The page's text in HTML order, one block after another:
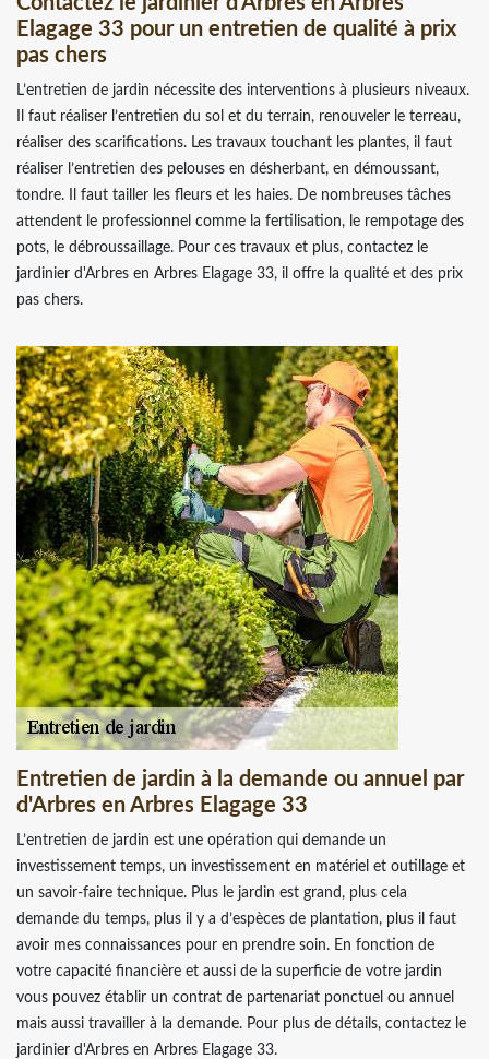
Elagage 33 pour un entretien de qualité à prix
pas chers
L’entretien de jardin nécessite des interventions à plusieurs niveaux.
Il faut réaliser l’entretien du sol et du terrain, renouveler le terreau,
réaliser des scarifications. Les travaux touchant les plantes, il faut
réaliser l’entretien des pelouses en désherbant, en démoussant,
tondre. Il faut tailler les fleurs et les haies. De nombreuses tâches
attendent le professionnel comme la fertilisation, le rempotage des
pots, le débroussaillage. Pour ces travaux et plus, contactez le
jardinier d'Arbres en Arbres Elagage 33, il offre la qualité et des prix
pas chers.
Entretien de jardin à la demande ou annuel par
d'Arbres en Arbres Elagage 33
L’entretien de jardin est une opération qui demande un
investissement temps, un investissement en matériel et outillage et
un savoir-faire technique. Plus le jardin est grand, plus cela
demande du temps, plus il y a d’espèces de plantation, plus il faut
avoir mes connaissances pour en prendre soin. En fonction de
votre capacité financière et aussi de la superficie de votre jardin
vous pouvez établir un contrat de partenariat ponctuel ou annuel
mais aussi travailler à la demande. Pour plus de détails, contactez le
jardinier d'Arbres en Arbres Elagage 33.